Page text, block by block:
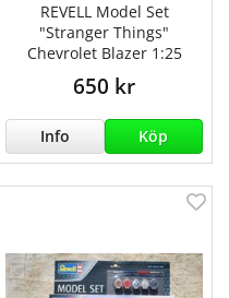
REVELL Model Set
"Stranger Things"
Chevrolet Blazer 1:25
650 kr
Info Köp